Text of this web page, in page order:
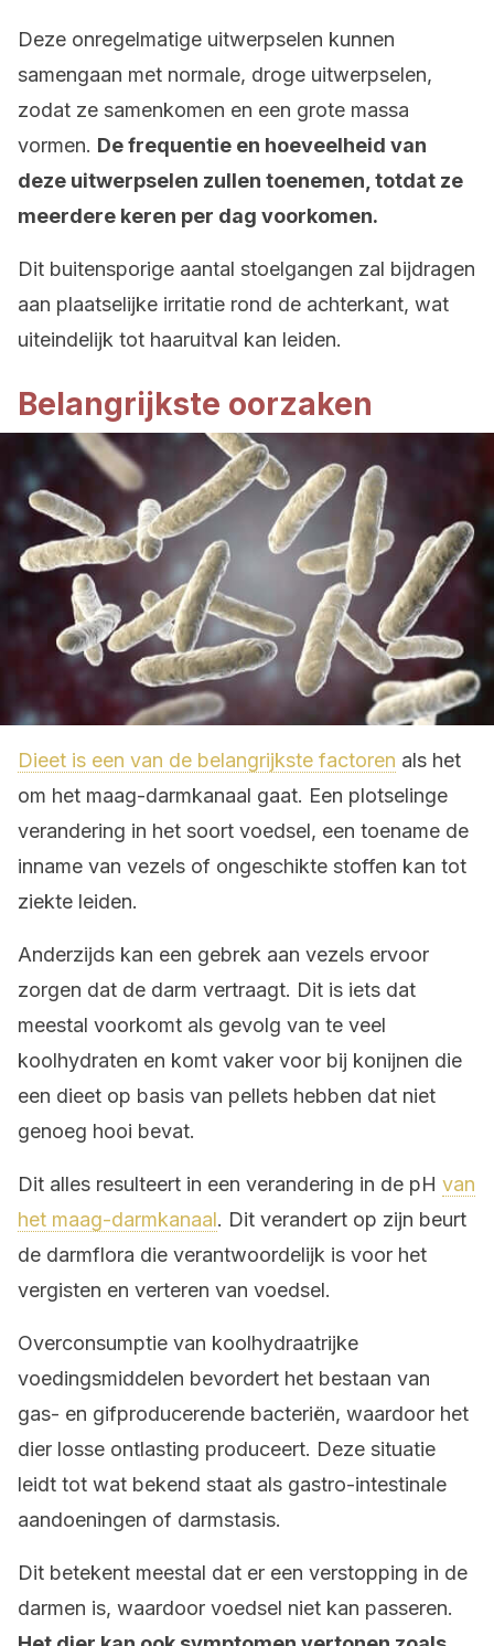
Deze onregelmatige uitwerpselen kunnen
samengaan met normale, droge uitwerpselen,
zodat ze samenkomen en een grote massa
vormen. De frequentie en hoeveelheid van
deze uitwerpselen zullen toenemen, totdat ze
meerdere keren per dag voorkomen.
Dit buitensporige aantal stoelgangen zal bijdragen
aan plaatselijke irritatie rond de achterkant, wat
uiteindelijk tot haaruitval kan leiden.
Belangrijkste oorzaken
Dieet is een van de belangrijkste factoren als het
om het maag-darmkanaal gaat. Een plotselinge
verandering in het soort voedsel, een toename de
inname van vezels of ongeschikte stoffen kan tot
ziekte leiden.
Anderzijds kan een gebrek aan vezels ervoor
zorgen dat de darm vertraagt. Dit is iets dat
meestal voorkomt als gevolg van te veel
koolhydraten en komt vaker voor bij konijnen die
een dieet op basis van pellets hebben dat niet
genoeg hooi bevat.
Dit alles resulteert in een verandering in de pH van
het maag-darmkanaal. Dit verandert op zijn beurt
de darmflora die verantwoordelijk is voor het
vergisten en verteren van voedsel.
Overconsumptie van koolhydraatrijke
voedingsmiddelen bevordert het bestaan van
gas- en gifproducerende bacteriën, waardoor het
dier losse ontlasting produceert. Deze situatie
leidt tot wat bekend staat als gastro-intestinale
aandoeningen of darmstasis.
Dit betekent meestal dat er een verstopping in de
darmen is, waardoor voedsel niet kan passeren.